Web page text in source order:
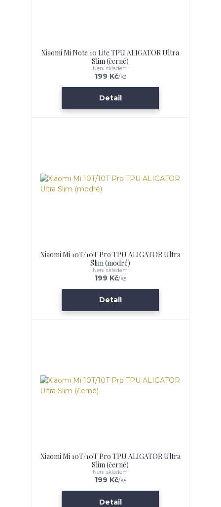
Xiaomi Mi Note 10 Lite TPU ALIGATOR Ultra
Slim (černé)
199 Kč/ks
Není skladem
Detail
Xiaomi Mi 10T/10T Pro TPU ALIGATOR Ultra
Slim (modré)
199 Kč/ks
Není skladem
Detail
Xiaomi Mi 10T/10T Pro TPU ALIGATOR Ultra
Slim (černé)
199 Kč/ks
Není skladem
Detail